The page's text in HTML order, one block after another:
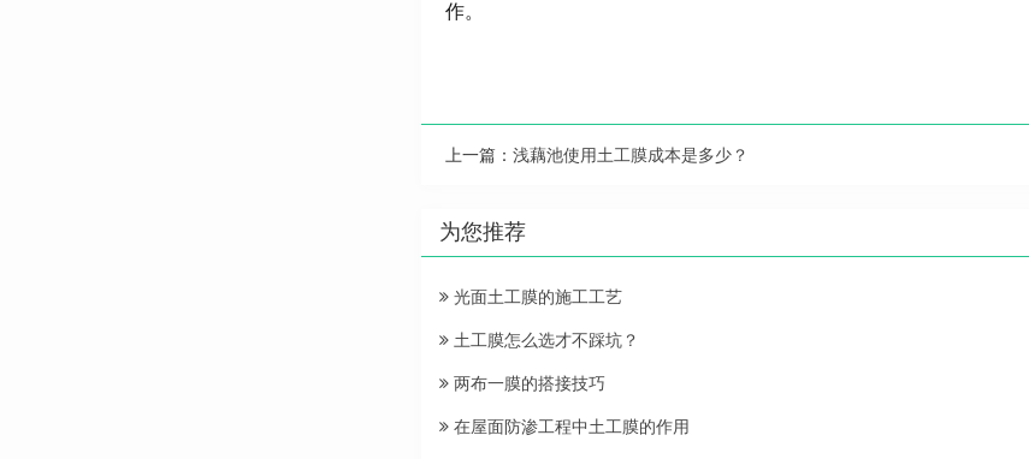
作。
上一篇： 浅藕池使用土工膜成本是多少？
为您推荐
光面土工膜的施工工艺
土工膜怎么选才不踩坑？
两布一膜的搭接技巧
在屋面防渗工程中土工膜的作用